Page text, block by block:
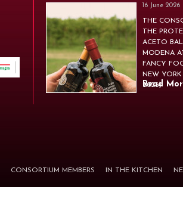
16 June 2026
THE
THE
ACETO
MODENA
FANCY
NEW YORK
2026)
Read
CONSORTIUM MEMBERS IN THE KITCHEN